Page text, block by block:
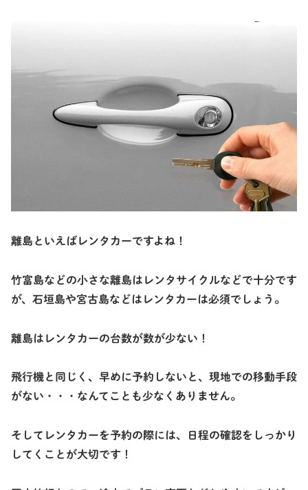
離島といえばレンタカーですよね！
竹富島などの小さな離島はレンタサイクルなどで十分です
が、石垣島や宮古島などはレンタカーは必須でしょう。
離島はレンタカーの台数が数が少ない！
飛行機と同じく、早めに予約しないと、現地での移動手段
がない・・・なんてことも少なくありません。
そしてレンタカーを予約の際には、日程の確認をしっかり
してくことが大切です！